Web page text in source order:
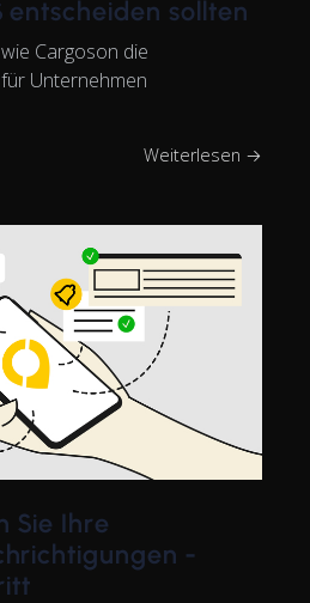
entscheiden sollten
Cargoson die
Unternehmen
Weiterlesen →
Sie Ihre
-